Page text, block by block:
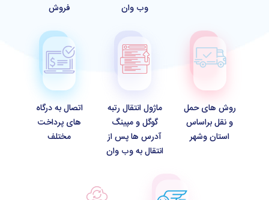
وب وان
فروش
روش های حمل
و نقل براساس
استان وشهر
ماژول انتقال رتبه
گوگل و مپینگ
آدرس ها پس از
انتقال به وب وان
اتصال به درگاه
های پرداخت
مختلف